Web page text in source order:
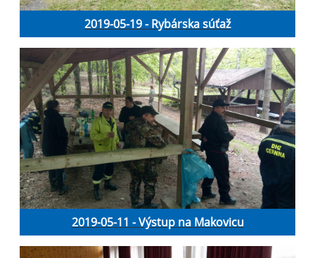
2019-05-19 - Rybárska súťaž
2019-05-11 - Výstup na Makovicu